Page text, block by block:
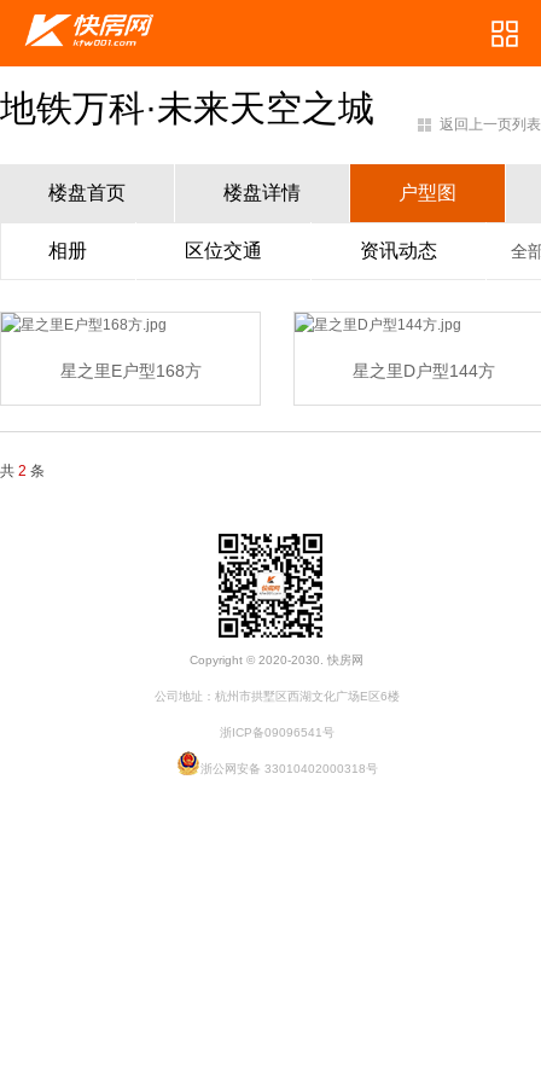
地铁万科·未来天空之城 返回上一页列表
楼盘首页 楼盘详情 户型图
相册 区位交通 资讯动态 全
星之里E户型168方 星之里D户型144方
共 2 条
Copyright © 2020-2030. 快房网
公司地址：杭州市拱墅区西湖文化广场E区6楼
浙ICP备09096541号
浙公网安备 33010402000318号